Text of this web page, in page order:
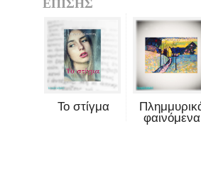
ΕΠΙΣΗΣ
Το στίγμα
φαινόμενα